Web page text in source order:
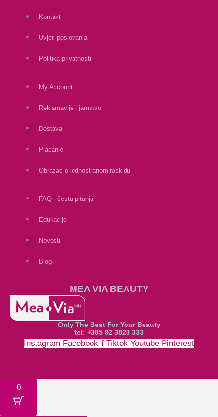
Kontakt
Uvjeti poslovanja
Politika privatnosti
My Account
Reklamacije i jamstvo
Dostava
Plaćanje
Obrazac o jednostranom raskidu
FAQ - česta pitanja
Edukacije
Novosti
Blog
MEA VIA BEAUTY
Only The Best For Your Beauty
tel: +385 92 3828 333
Instagram Facebook-f Tiktok Youtube Pinterest
0